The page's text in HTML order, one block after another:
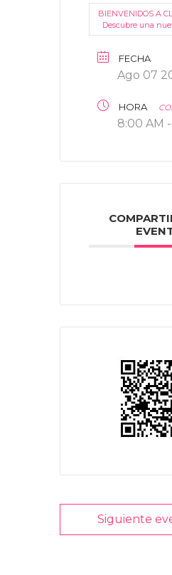
BIENVENIDOS A
Descubre una
FECHA
Ago 07
HORA
8:00 AM
Siguiente